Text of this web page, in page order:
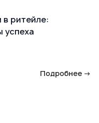
ритейле:
успеха
Подробнее →